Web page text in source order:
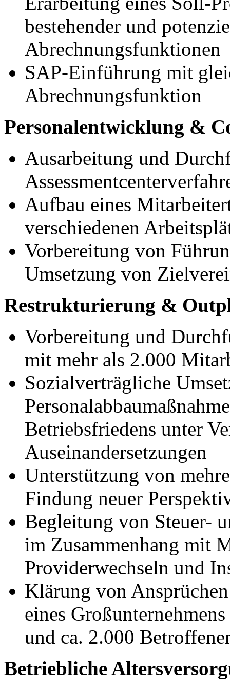
bestehender und
Abrechnungsfunktionen
SAP-Einführung mit
Abrechnungsfunktion
Personalentwicklung &
Ausarbeitung und
Aufbau eines
verschiedenen
Vorbereitung von
Umsetzung von
Restrukturierung &
Vorbereitung und
mit mehr als 2.000
Sozialverträgliche
Betriebsfriedens unter
Auseinandersetzungen
Unterstützung von
Findung neuer
Begleitung von Steuer-
im Zusammenhang mit
Providerwechseln und
Klärung von
eines
und ca. 2.000
Betriebliche